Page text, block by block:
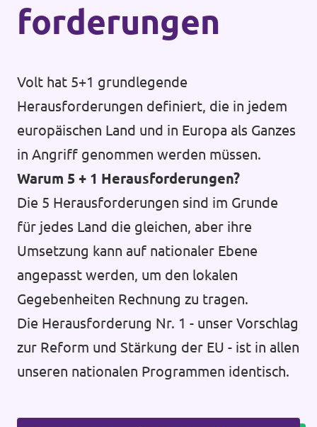
forderungen
Volt hat 5+1 grundlegende
Herausforderungen definiert, die in jedem
europäischen Land und in Europa als Ganzes
in Angriff genommen werden müssen.
Warum 5 + 1 Herausforderungen?
Die 5 Herausforderungen sind im Grunde
für jedes Land die gleichen, aber ihre
Umsetzung kann auf nationaler Ebene
angepasst werden, um den lokalen
Gegebenheiten Rechnung zu tragen.
Die Herausforderung Nr. 1 - unser Vorschlag
zur Reform und Stärkung der EU - ist in allen
unseren nationalen Programmen identisch.